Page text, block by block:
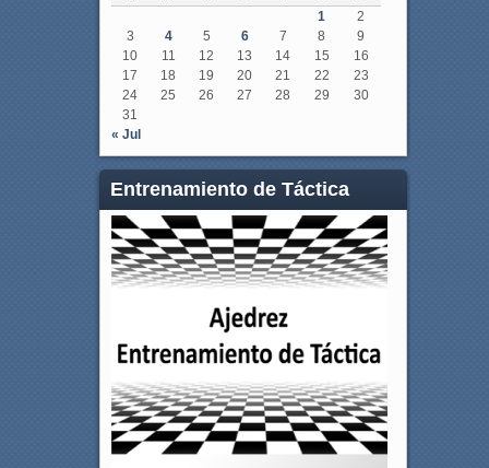
1
2
3
4 5 6 7 8
9
10
11 12 13 14 15
16
17
18 19 20 21 22
23
24
25 26 27 28 29
30
31
« Jul
Entrenamiento de Táctica